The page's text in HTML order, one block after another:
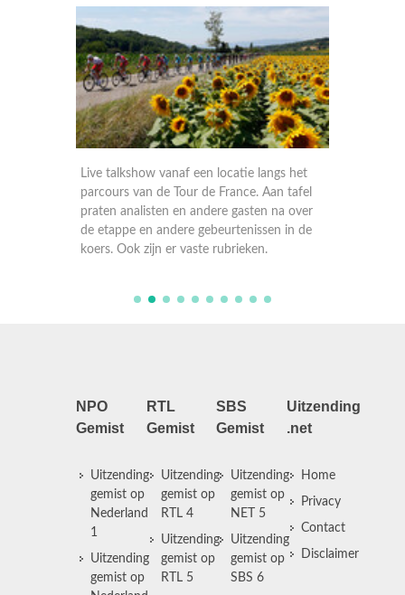
Live talkshow vanaf een locatie langs het
parcours van de Tour de France. Aan tafel
praten analisten en andere gasten na over
de etappe en andere gebeurtenissen in de
koers. Ook zijn er vaste rubrieken.
NPO
Gemist
Uitzending
gemist op
Nederland
1
Uitzending
gemist op
RTL
Gemist
Uitzending
gemist op
RTL 4
Uitzending
gemist op
RTL 5
SBS
Gemist
Uitzending
gemist op
NET 5
Uitzending
gemist op
SBS 6
Uitzending
.net
Home
Privacy
Contact
Disclaimer